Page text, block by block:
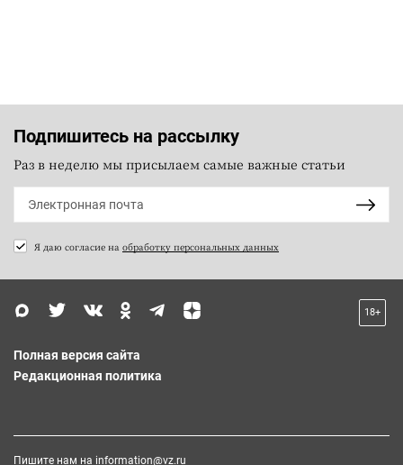
Подпишитесь на рассылку
Раз в неделю мы присылаем самые важные статьи
Я даю согласие на обработку персональных данных
18+
Полная версия сайта
Редакционная политика
Пишите нам на information@vz.ru